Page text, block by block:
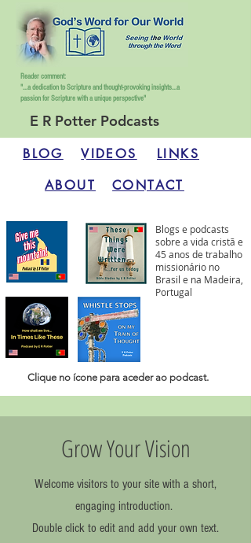
Reader comment:
"...a dedication to Scripture and thought-provoking insights...a
passion for Scripture with a unique perspective"
BLOG VIDEOS
LINKS
ABOUT
CONTACT
Blogs e podcasts
sobre a vida cristã e
45 anos de trabalho
missionário no
Brasil e na Madeira,
Portugal
Clique no ícone para aceder ao podcast.
E R Potter Podcasts
Grow Your Vision
Welcome visitors to your site with a short,
engaging introduction.
Double click to edit and add your own text.